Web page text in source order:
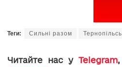
Теги: Сильні разом
Читайте нас у Telegram,